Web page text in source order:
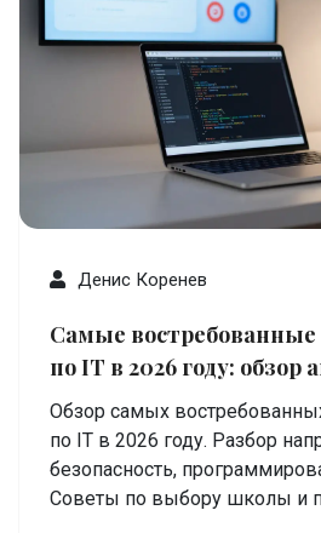
Денис Коренев
Самые
по IT в 2026 году: обзор
направлений
Обзор самых
по IT в 2026 году. Разбор
безопасность,
Советы по выбору школы и